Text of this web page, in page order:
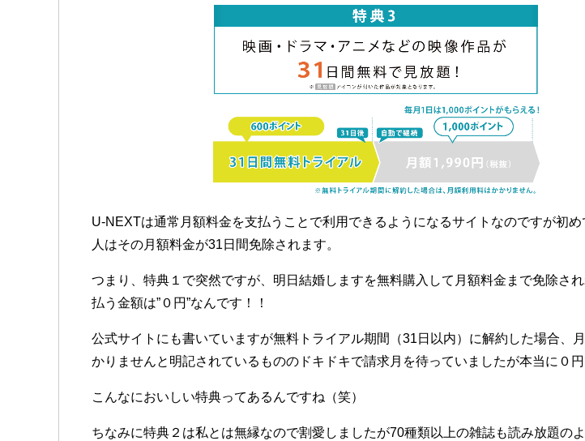
U-NEXTは通常月額料金を支払うことで利用できるようになるサイトなのですが初め
人はその月額料金が31日間免除されます。
つまり、特典１で突然ですが、明日結婚しますを無料購入して月額料金まで免除さ
払う金額は”０円”なんです！！
公式サイトにも書いていますが無料トライアル期間（31日以内）に解約した場合、
かりませんと明記されているもののドキドキで請求月を待っていましたが本当に０
こんなにおいしい特典ってあるんですね（笑）
ちなみに特典２は私とは無縁なので割愛しましたが70種類以上の雑誌も読み放題のよ